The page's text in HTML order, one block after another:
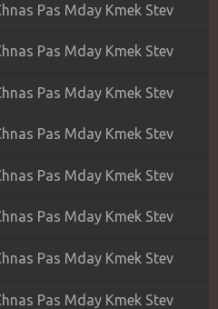
Pas Mday Kmek Stev
Pas Mday Kmek Stev
Pas Mday Kmek Stev
Pas Mday Kmek Stev
Pas Mday Kmek Stev
Pas Mday Kmek Stev
Pas Mday Kmek Stev
Pas Mday Kmek Stev